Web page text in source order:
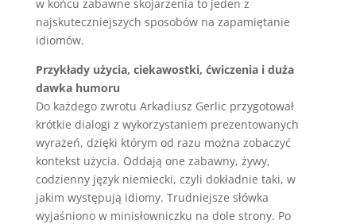
w końcu zabawne skojarzenia to jeden z
najskuteczniejszych sposobów na zapamiętanie
idiomów.
Przykłady użycia, ciekawostki, ćwiczenia i duża
dawka humoru
Do każdego zwrotu Arkadiusz Gerlic przygotował
krótkie dialogi z wykorzystaniem prezentowanych
wyrażeń, dzięki którym od razu można zobaczyć
kontekst użycia. Oddają one zabawny, żywy,
codzienny język niemiecki, czyli dokładnie taki, w
jakim występują idiomy. Trudniejsze słówka
wyjaśniono w minisłowniczku na dole strony. Po